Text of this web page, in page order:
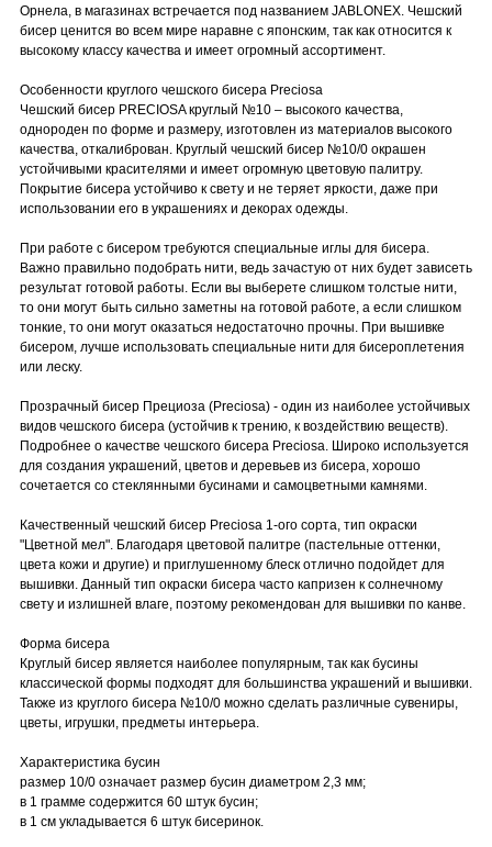
Орнела, в магазинах встречается под названием JABLONEX. Чешский
бисер ценится во всем мире наравне с японским, так как относится к
высокому классу качества и имеет огромный ассортимент.
Особенности круглого чешского бисера Preciosa
Чешский бисер PRECIOSA круглый №10 – высокого качества,
однороден по форме и размеру, изготовлен из материалов высокого
качества, откалиброван. Круглый чешский бисер №10/0 окрашен
устойчивыми красителями и имеет огромную цветовую палитру.
Покрытие бисера устойчиво к свету и не теряет яркости, даже при
использовании его в украшениях и декорах одежды.
При работе с бисером требуются специальные иглы для бисера.
Важно правильно подобрать нити, ведь зачастую от них будет зависеть
результат готовой работы. Если вы выберете слишком толстые нити,
то они могут быть сильно заметны на готовой работе, а если слишком
тонкие, то они могут оказаться недостаточно прочны. При вышивке
бисером, лучше использовать специальные нити для бисероплетения
или леску.
Прозрачный бисер Прециоза (Preciosa) - один из наиболее устойчивых
видов чешского бисера (устойчив к трению, к воздействию веществ).
Подробнее о качестве чешского бисера Preciosa. Широко используется
для создания украшений, цветов и деревьев из бисера, хорошо
сочетается со стеклянными бусинами и самоцветными камнями.
Качественный чешский бисер Preciosa 1-ого сорта, тип окраски
"Цветной мел". Благодаря цветовой палитре (пастельные оттенки,
цвета кожи и другие) и приглушенному блеск отлично подойдет для
вышивки. Данный тип окраски бисера часто капризен к солнечному
свету и излишней влаге, поэтому рекомендован для вышивки по канве.
Форма бисера
Круглый бисер является наиболее популярным, так как бусины
классической формы подходят для большинства украшений и вышивки.
Также из круглого бисера №10/0 можно сделать различные сувениры,
цветы, игрушки, предметы интерьера.
Характеристика бусин
размер 10/0 означает размер бусин диаметром 2,3 мм;
в 1 грамме содержится 60 штук бусин;
в 1 см укладывается 6 штук бисеринок.